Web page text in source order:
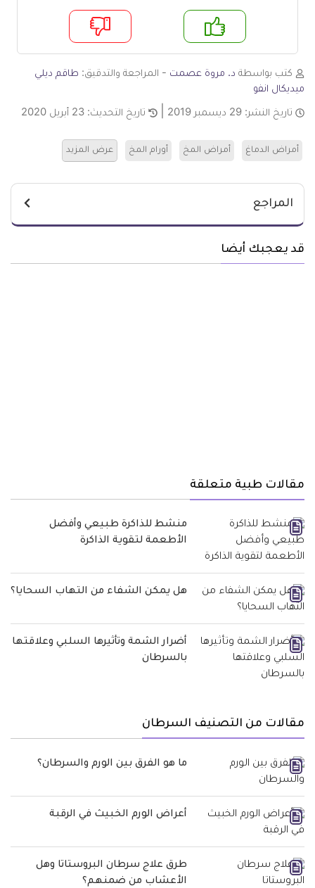
لا
كتب بواسطة د. مروة عصمت - المراجعة والتدقيق: طاقم ديلي
ميديكال انفو
تاريخ النشر: 29 ديسمبر 2019 تاريخ التحديث: 23 أبريل 2020
أمراض الدماغ أمراض المخ أورام المخ عرض المزيد
المراجع
قد يعجبك أيضا
مقالات طبية متعلقة
منشط للذاكرة طبيعي وأفضل
الأطعمة لتقوية الذاكرة
هل يمكن الشفاء من التهاب السحايا؟
أضرار الشمة وتأثيرها السلبي وعلاقتها
بالسرطان
مقالات من التصنيف السرطان
ما هو الفرق بين الورم والسرطان؟
أعراض الورم الخبيث في الرقبة
طرق علاج سرطان البروستاتا وهل
الأعشاب من ضمنهم؟